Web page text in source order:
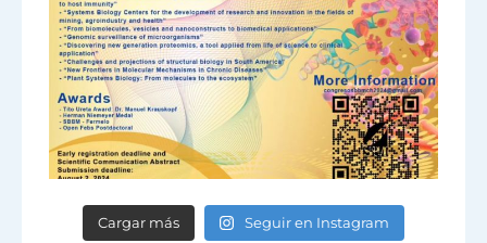
Cargar más Seguir en Instagram